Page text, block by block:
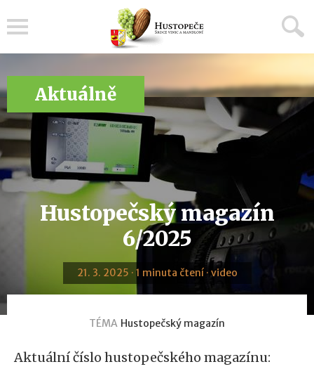
Aktuálně
Hustopečský magazín
6/2025
21. 3. 2025 · 1 minuta čtení · video
TÉMA Hustopečský magazín
Aktuální číslo hustopečského magazínu: